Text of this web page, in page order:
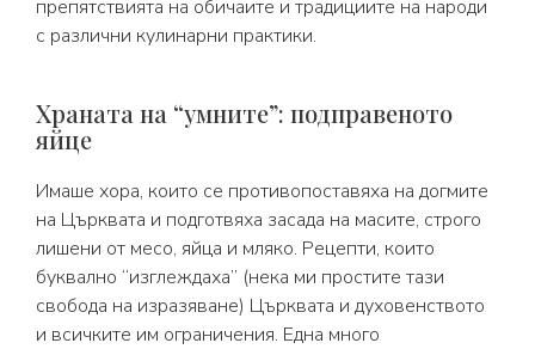
препятствията на обичаите и традициите на народи
с различни кулинарни практики.
Храната на “умните”: подправеното
яйце
Имаше хора, които се противопоставяха на догмите
на Църквата и подготвяха засада на масите, строго
лишени от месо, яйца и мляко. Рецепти, които
буквално “изглеждаха” (нека ми простите тази
свобода на изразяване) Църквата и духовенството
и всичките им ограничения. Една много